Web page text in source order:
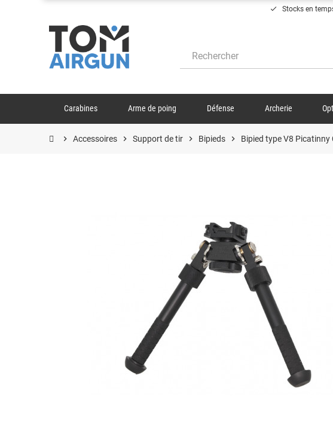
done Stocks en
Carabines Arme de poing Défense Archerie
chevron_right Accessoires chevron_right Support de tir chevron_right Bipieds chevron_right Bipied type V8 Picatinny